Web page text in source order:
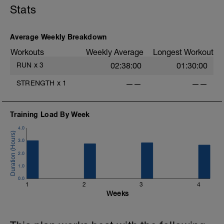
Schau dir dazu das Video von Eva an und
baue es vor deinen Einheiten ein:
https://www.youtube.com/watch?
Viel Spaß bei deinem nächsten Lauf
Stats
Average Weekly Breakdown
Workouts Weekly Average Longest Workout
RUN x 3 02:38:00 01:30:00
STRENGTH x 1 —— ——
Training Load By Week
1 2 3 4
0.0
1.0
2.0
3.0
4.0
Weeks